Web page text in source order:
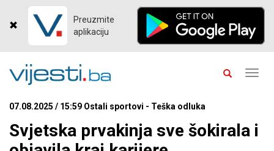
Preuzmite
aplikaciju
07.08.2025 / 15:59 Ostali sportovi - Teška odluka
Svjetska prvakinja sve šokirala i